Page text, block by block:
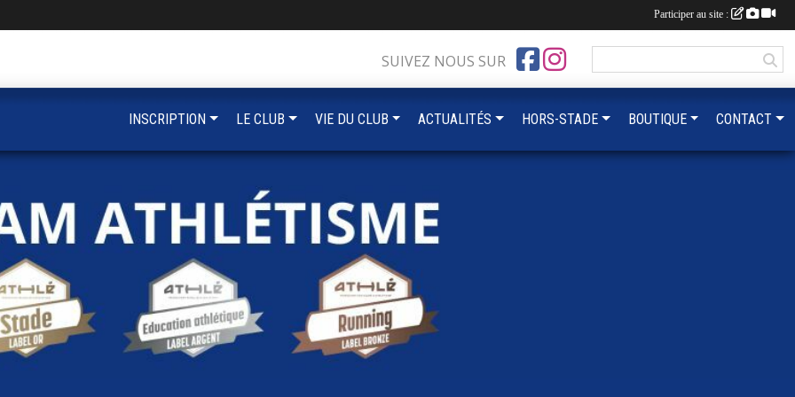
SUIVEZ NOUS SUR
INSCRIPTION LE CLUB VIE DU CLUB ACTUALITÉS HORS-STADE BOUTIQUE CONTACT
Participer au site :